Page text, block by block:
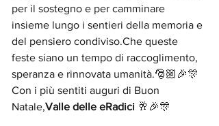
per il sostegno e per camminare
insieme lungo i sentieri della memoria e
del pensiero condiviso.Che queste
feste siano un tempo di raccoglimento,
speranza e rinnovata umanità.🎅🏼🎉🎊
Con i più sentiti auguri di Buon
Natale,Valle delle eRadici 🥂🎉🎊